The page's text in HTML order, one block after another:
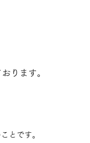
ります。
とです。